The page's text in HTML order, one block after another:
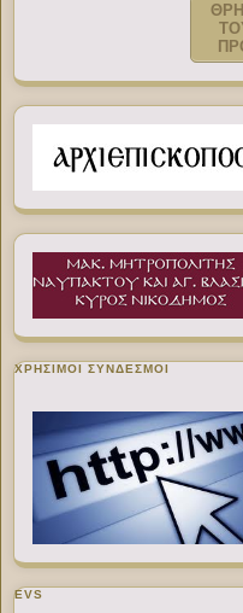
ΧΡΉΣΙΜΟΙ ΣΎΝΔΕΣΜΟΙ
EVS